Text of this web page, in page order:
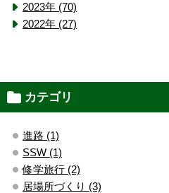
2023年 (70)
2022年 (27)
カテゴリ
進路 (1)
SSW (1)
修学旅行 (2)
居場所づくり (3)